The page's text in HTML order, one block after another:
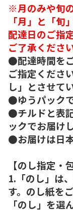
※月のみや旬
「月」と「旬
配達日のご指
ご了承ください
●配達時間を
ご指定くださ
し」とさせて
●ゆうパック
●チルドと表
ックでお届け
●お届けは日
【のし指定・
1.「のし」は
す。のし紙を
「のし」を選